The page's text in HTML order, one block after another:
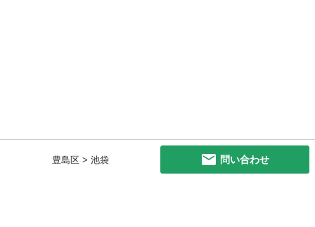
豊島区 > 池袋 問い合わせ